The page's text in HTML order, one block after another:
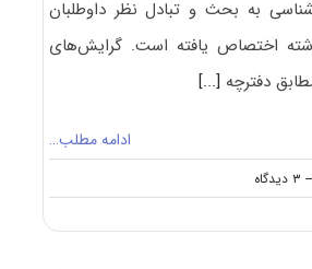
به بحث و تبادل نظر داوطلبان
اختصاص یافته است. گرایش‌های
دفترچه [...]
ادامه مطلب…
-- ۳ دیدگاه
on
انجمن